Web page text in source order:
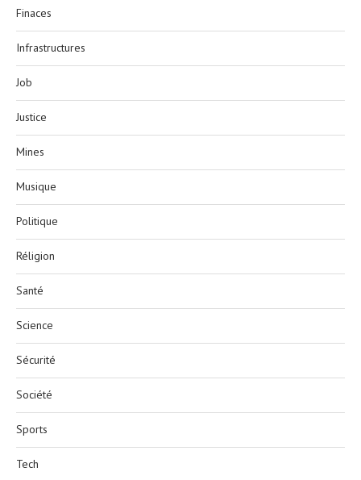
Finaces
Infrastructures
Job
Justice
Mines
Musique
Politique
Réligion
Santé
Science
Sécurité
Société
Sports
Tech